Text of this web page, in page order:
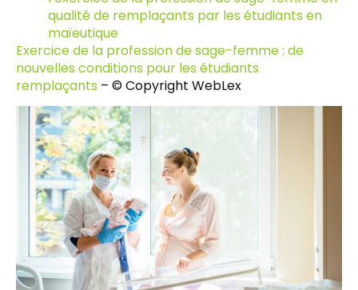
qualité de remplaçants par les étudiants en
maïeutique
Exercice de la profession de sage-femme : de
nouvelles conditions pour les étudiants
remplaçants – © Copyright WebLex